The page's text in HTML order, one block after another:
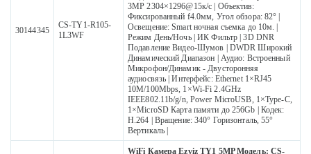
30144345
CS-TY1-R105-
1L3WF
3MP 2304×1296@15к/с | Объектив:
Фиксированный f4.0мм, Угол обзора: 82° |
Освещение: Smart ночная съемка до 10м. |
Режим День/Ночь | ИК Фильтр | 3D DNR
Подавление Видео-Шумов | DWDR Широкий
Динамический Диапазон | Аудио: Встроенный
Микрофон/Динамик - Двусторонняя
аудиосвязь | Интерфейс: Ethernet 1×RJ45
10M/100Mbps, 1×Wi-Fi 2.4GHz
IEEE802.11b/g/n, Power MicroUSB, 1×Type-C,
1×MicroSD Карта памяти до 256Gb | Кодек:
H.264 | Вращение: 340° Горизонталь, 55°
Вертикаль |
WiFi Камера Ezviz TY1 5MP Модель: CS-